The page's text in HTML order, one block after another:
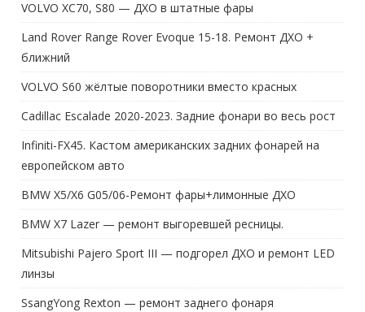
VOLVO XC70, S80 — ДХО в штатные фары
Land Rover Range Rover Evoque 15-18. Ремонт ДХО +
ближний
VOLVO S60 жёлтые поворотники вместо красных
Cadillac Escalade 2020-2023. Задние фонари во весь рост
Infiniti-FX45. Кастом американских задних фонарей на
европейском авто
BMW X5/X6 G05/06-Ремонт фары+лимонные ДХО
BMW X7 Lazer — ремонт выгоревшей ресницы.
Mitsubishi Pajero Sport III — подгорел ДХО и ремонт LED
линзы
SsangYong Rexton — ремонт заднего фонаря